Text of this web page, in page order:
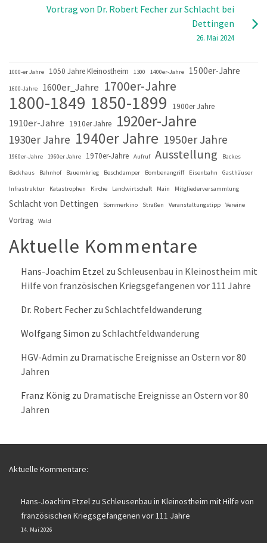
Vortrag von Dr. Robert Fecher zur Schlacht bei
Dettingen
26. Mai 2024
1000-er Jahre 1050 Jahre Kleinostheim 1300 1400er-Jahre 1500er-Jahre
1600-Jahre 1600er_Jahre 1700er-Jahre
1800-1849 1850-1899 1900er Jahre
1910er-Jahre 1910er Jahre 1920er-Jahre
1930er Jahre 1940er Jahre 1950er Jahre
1960er-Jahre 1960er Jahre 1970er-Jahre Aufruf Ausstellung Backes
Backhaus Bahnhof Bauernkrieg Beschdamper Bombenangriff Eisenbahn Gasthäuser
Infrastruktur Katastrophen Kirche Landwirtschaft Main Mitgliederversammlung
Schlacht von Dettingen Sommerkino Straßen Veranstaltungstipp Vereine
Vortrag Wald
Aktuelle Kommentare
Hans-Joachim Etzel zu Schleusenbau in Kleinostheim mit
Hilfe von französischen Kriegsgefangenen vor 111 Jahre
Dr. Robert Fecher zu Schlachtfeldwanderung
Wolfgang Simon zu Schlachtfeldwanderung
HGV-Admin zu Dramatische Ereignisse an Ostern vor 80
Jahren
Franz König zu Dramatische Ereignisse an Ostern vor 80
Jahren
Aktuelle Kommentare:
Hans-Joachim Etzel zu Schleusenbau in Kleinostheim mit Hilfe von
französischen Kriegsgefangenen vor 111 Jahre
14. Mai 2026